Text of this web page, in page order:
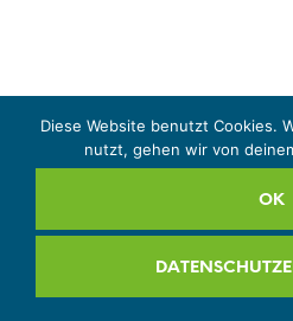
Diese Website benutzt Cookies.
nutzt, gehen wir von
OK